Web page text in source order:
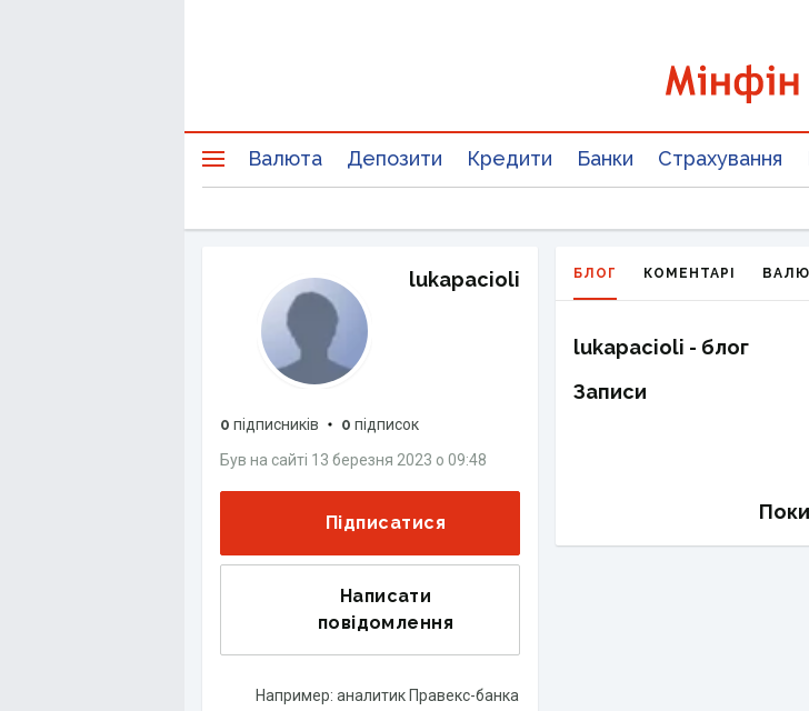
Валюта Депозити Кредити Банки Страхування
lukapacioli
0 підписників 0 підписок
Був на сайті 13 березня 2023 о 09:48
Підписатися
Написати
повідомлення
Например: аналитик Правекс-банка
БЛОГ КОМЕНТАРІ
lukapacioli - блог
Записи